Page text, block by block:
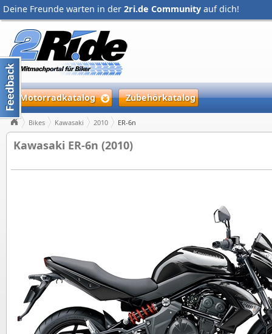
Deine Freunde warten in der 2ri.de Community auf dich!
Motorradkatalog Zubehörkatalog
Bikes Kawasaki 2010 ER-6n
Kawasaki ER-6n (2010)